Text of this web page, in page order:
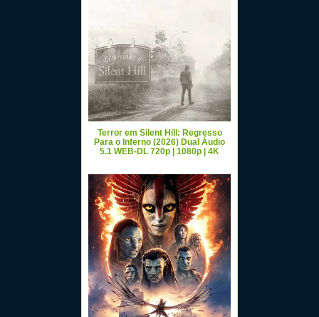
Terror em Silent Hill: Regresso
Para o Inferno (2026) Dual Áudio
5.1 WEB-DL 720p | 1080p | 4K